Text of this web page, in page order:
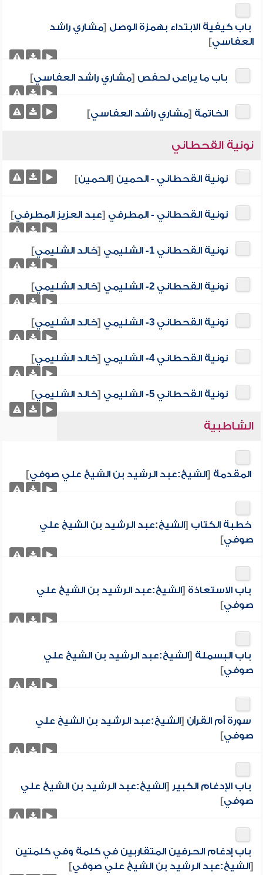
باب كيفية الابتداء بهمزة الوصل [مشاري راشد
العفاسي]
باب ما يراعى لحفص [مشاري راشد العفاسي]
الخاتمة [مشاري راشد العفاسي]
نونية القحطاني
نونية القحطاني - الحمين [الحمين]
نونية القحطاني - المطرفي [عبد العزيز المطرفي]
نونية القحطاني 1- الشليمي [خالد الشليمي]
نونية القحطاني 2- الشليمي [خالد الشليمي]
نونية القحطاني 3- الشليمي [خالد الشليمي]
نونية القحطاني 4- الشليمي [خالد الشليمي]
نونية القحطاني 5- الشليمي [خالد الشليمي]
الشاطبية
المقدمة [الشيخ:عبد الرشيد بن الشيخ علي صوفي]
خطبة الكتاب [الشيخ:عبد الرشيد بن الشيخ علي
صوفي]
باب الاستعاذة [الشيخ:عبد الرشيد بن الشيخ علي
صوفي]
باب البسملة [الشيخ:عبد الرشيد بن الشيخ علي
صوفي]
سورة أم القرآن [الشيخ:عبد الرشيد بن الشيخ علي
صوفي]
باب الإدغام الكبير [الشيخ:عبد الرشيد بن الشيخ علي
صوفي]
باب إدغام الحرفين المتقاربين في كلمة وفي كلمتين
[الشيخ:عبد الرشيد بن الشيخ علي صوفي]